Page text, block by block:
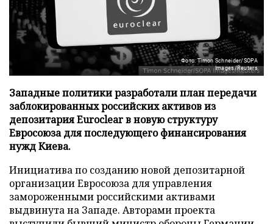
Фото: Timon Schneider/SOPA
Images/Reuters
Западные политики разработали план передачи
заблокированных российских активов из
депозитария Euroclear в новую структуру
Евросоюза для последующего финансирования
нужд Киева.
Инициатива по созданию новой депозитарной
организации Евросоюза для управления
замороженными российскими активами
выдвинута на Западе. Авторами проекта